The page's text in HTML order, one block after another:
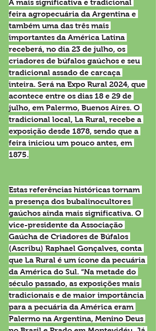
A mais significativa e tradicional
feira agropecuária da Argentina e
também uma das três mais
importantes da América Latina
receberá, no dia 23 de julho, os
criadores de búfalos gaúchos e seu
tradicional assado de carcaça
inteira. Será na Expo Rural 2024, que
acontece entre os dias 18 e 29 de
julho, em Palermo, Buenos Aires. O
tradicional local, La Rural, recebe a
exposição desde 1878, sendo que a
feira iniciou um pouco antes, em
1875.
Estas referências históricas tornam
a presença dos bubalinocultores
gaúchos ainda mais significativa. O
vice-presidente da Associação
Gaúcha de Criadores de Búfalos
(Ascribu) Raphael Gonçalves, conta
que La Rural é um ícone da pecuária
da América do Sul. “Na metade do
século passado, as exposições mais
tradicionais e de maior importância
para a pecuária da América eram
Palermo na Argentina, Menino Deus